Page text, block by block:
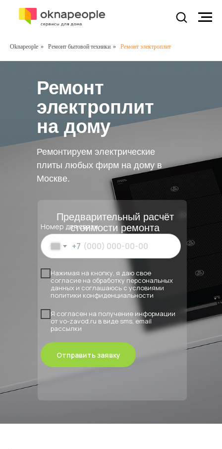
Oknapeople » Ремонт бытовой техники » Ремонт электроплит
Ремонт
электроплит
на дому
Ремонтируем электрические
плиты любых фирм на дому в
Москве.
Предварительный расчёт
стоимости ремонта
Номер для связи
+7
Нажимая на кнопку, я даю свое
согласие на обработку персональных
данных и соглашаюсь с условиями
политики конфиденциальности
Я согласен на получение информации
от vo-zavod.ru в виде sms, email
рассылки
Отправить заявку